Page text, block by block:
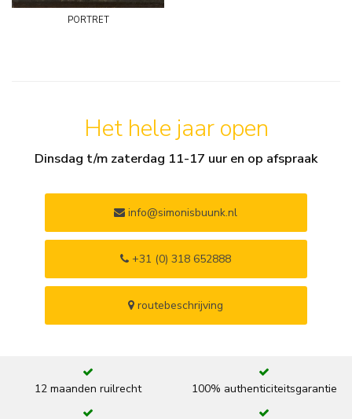
portret
Het hele jaar open
Dinsdag t/m zaterdag 11-17 uur en op afspraak
info@simonisbuunk.nl
+31 (0) 318 652888
routebeschrijving
12 maanden ruilrecht 100% authenticiteitsgarantie